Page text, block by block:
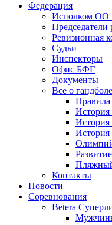
Федерация
Исполком ОО
Председатели
Ревизионная
Судьи
Инспекторы
Офис БФГ
Документы
Все о гандболе
История
История
История
Контакты
Новости
Соревнования
Betera